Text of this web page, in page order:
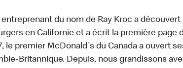
entreprenant du nom de Ray Kroc a
en Californie et a écrit la première page
le premier McDonald's du Canada a ouvert
Britannique. Depuis, nous grandissons